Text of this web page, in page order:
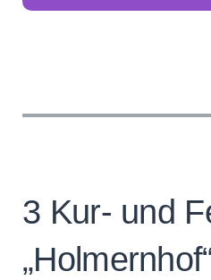
3 Kur- und